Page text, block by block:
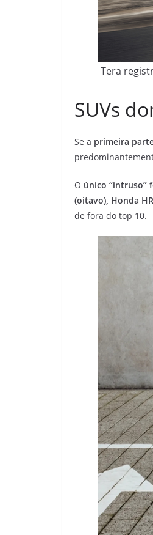
Tera
SUVs
Se a primeira
O único “intruso”
(oitavo), Honda
de fora do top 10.